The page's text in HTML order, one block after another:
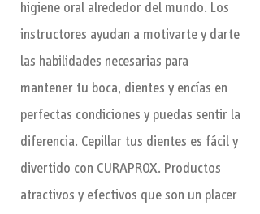
higiene oral alrededor del mundo. Los
instructores ayudan a motivarte y darte
las habilidades necesarias para
mantener tu boca, dientes y encías en
perfectas condiciones y puedas sentir la
diferencia. Cepillar tus dientes es fácil y
divertido con CURAPROX. Productos
atractivos y efectivos que son un placer